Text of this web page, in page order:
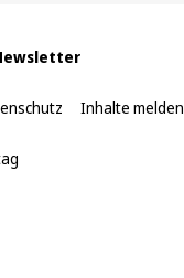
Inhalte melden